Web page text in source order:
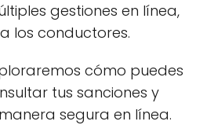
gestiones en línea,
los conductores.
cómo puedes
tus sanciones y
segura en línea.